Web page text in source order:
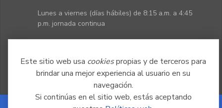
Este sitio web usa cookiespropias y de terceros para
brindar una mejor experiencia al usuario en su
navegación.
Si continúas en el sitio web, estás aceptando
Lunes a viernes (días hábiles) de 8:15 a.m. a 4:45
p.m. jornada continua